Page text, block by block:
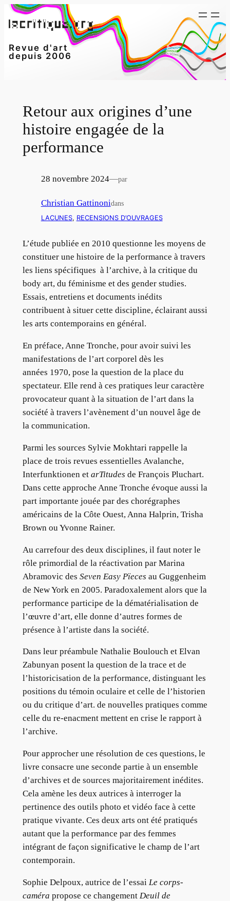
Aller
au
Revue d'art
depuis 2006
Retour aux origines d’une
histoire engagée de la
performance
28 novembre 2024—par
Christian Gattinonidans
LACUNES, RECENSIONS D’OUVRAGES
L’étude publiée en 2010 questionne les moyens de
constituer une histoire de la performance à travers
les liens spécifiques à l’archive, à la critique du
body art, du féminisme et des gender studies.
Essais, entretiens et documents inédits
contribuent à situer cette discipline, éclairant aussi
les arts contemporains en général.
En préface, Anne Tronche, pour avoir suivi les
manifestations de l’art corporel dès les
années 1970, pose la question de la place du
spectateur. Elle rend à ces pratiques leur caractère
provocateur quant à la situation de l’art dans la
société à travers l’avènement d’un nouvel âge de
la communication.
Parmi les sources Sylvie Mokhtari rappelle la
place de trois revues essentielles Avalanche,
Interfunktionen et arTitudes de François Pluchart.
Dans cette approche Anne Tronche évoque aussi la
part importante jouée par des chorégraphes
américains de la Côte Ouest, Anna Halprin, Trisha
Brown ou Yvonne Rainer.
Au carrefour des deux disciplines, il faut noter le
rôle primordial de la réactivation par Marina
Abramovic des Seven Easy Pïeces au Guggenheim
de New York en 2005. Paradoxalement alors que la
performance participe de la dématérialisation de
l’œuvre d’art, elle donne d’autres formes de
présence à l’artiste dans la société.
Dans leur préambule Nathalie Boulouch et Elvan
Zabunyan posent la question de la trace et de
l’historicisation de la performance, distinguant les
positions du témoin oculaire et celle de l’historien
ou du critique d’art. de nouvelles pratiques comme
celle du re-enacment mettent en crise le rapport à
l’archive.
Pour approcher une résolution de ces questions, le
livre consacre une seconde partie à un ensemble
d’archives et de sources majoritairement inédites.
Cela amène les deux autrices à interroger la
pertinence des outils photo et vidéo face à cette
pratique vivante. Ces deux arts ont été pratiqués
autant que la performance par des femmes
intégrant de façon significative le champ de l’art
contemporain.
Sophie Delpoux, autrice de l’essai Le corps-
caméra propose ce changement Deuil de